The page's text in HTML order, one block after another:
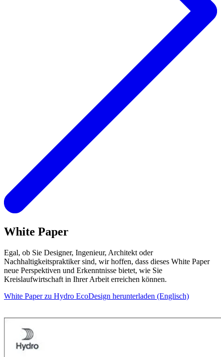
White Paper
Egal, ob Sie Designer, Ingenieur, Architekt oder
Nachhaltigkeitspraktiker sind, wir hoffen, dass dieses White Paper
neue Perspektiven und Erkenntnisse bietet, wie Sie
Kreislaufwirtschaft in Ihrer Arbeit erreichen können.
White Paper zu Hydro EcoDesign herunterladen (Englisch)